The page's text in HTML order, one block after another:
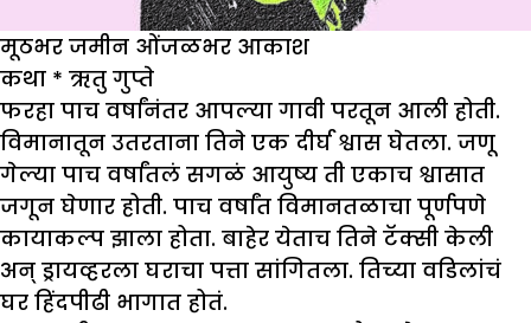
मूठभर जमीन ओंजळभर आकाश
कथा * ऋतु गुप्ते
फरहा पाच वर्षांनंतर आपल्या गावी परतून आली होती.
विमानातून उतरताना तिने एक दीर्घ श्वास घेतला. जणू
गेल्या पाच वर्षांतलं सगळं आयुष्य ती एकाच श्वासात
जगून घेणार होती. पाच वर्षांत विमानतळाचा पूर्णपणे
कायाकल्प झाला होता. बाहेर येताच तिने टॅक्सी केली
अन् ड्रायव्हरला घराचा पत्ता सांगितला. तिच्या वडिलांचं
घर हिंदपीढी भागात होतं.